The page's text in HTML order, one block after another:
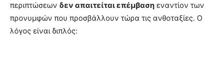
περιπτώσεων δεν απαιτείται επέμβαση εναντίον των
προνυμφών που προσβάλλουν τώρα τις ανθοταξίες. Ο
λόγος είναι διπλός: